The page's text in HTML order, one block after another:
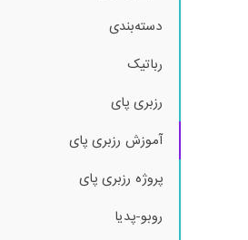
دسته‌بندی
رباتیک
رزبری پای
آموزش رزبری پای
پروژه رزبری پای
روبو-پدیا